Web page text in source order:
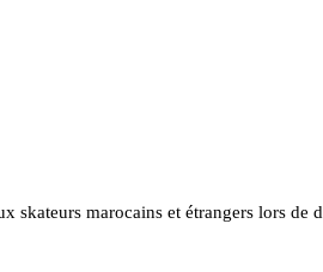
skateurs marocains et étrangers lors de